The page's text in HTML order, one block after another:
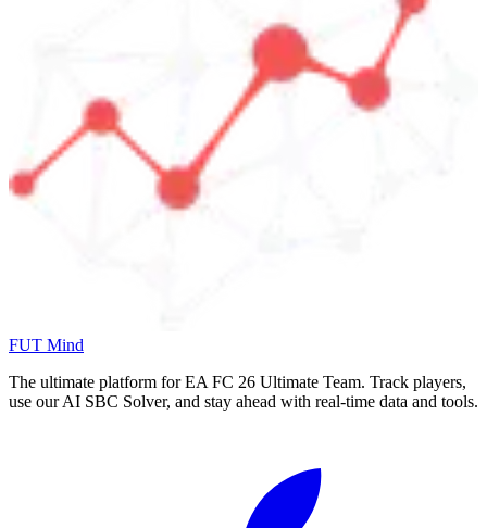
FUT Mind
The ultimate platform for EA FC 26 Ultimate Team. Track players,
use our AI SBC Solver, and stay ahead with real-time data and tools.